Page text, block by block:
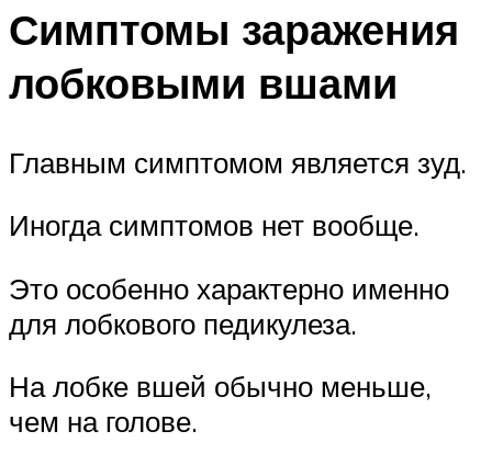
Симптомы заражения
лобковыми вшами
Главным симптомом является зуд.
Иногда симптомов нет вообще.
Это особенно характерно именно
для лобкового педикулеза.
На лобке вшей обычно меньше,
чем на голове.